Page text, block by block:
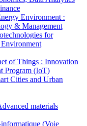
Environment :
& Management
for
of Things : Innovation
Program (IoT)
Cities and Urban
materials
(Voie